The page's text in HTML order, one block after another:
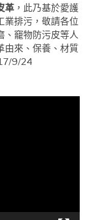
革 ，此乃基於愛護
業排污，敬請各位
、竉物防污皮等人
由來、保養、材質
9/24